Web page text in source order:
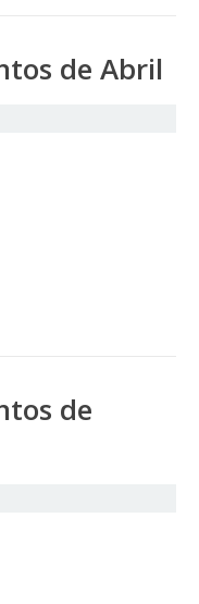
de Abril
de